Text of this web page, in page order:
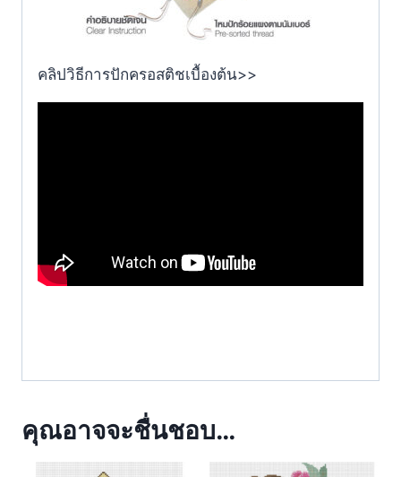
คลิปวิธีการปักครอสติชเบื้องต้น>>
คุณอาจจะชื่นชอบ…